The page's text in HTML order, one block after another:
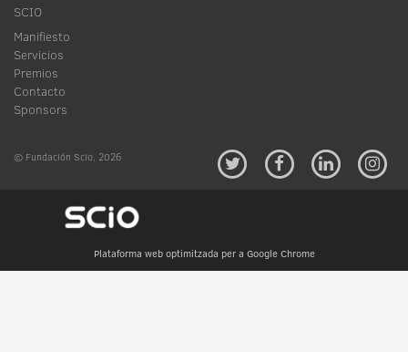
SCIO
Manifiesto
Servicios
Premios
Contacto
Sponsors
© Fundación Scio, 2026
Plataforma web optimitzada per a Google Chrome